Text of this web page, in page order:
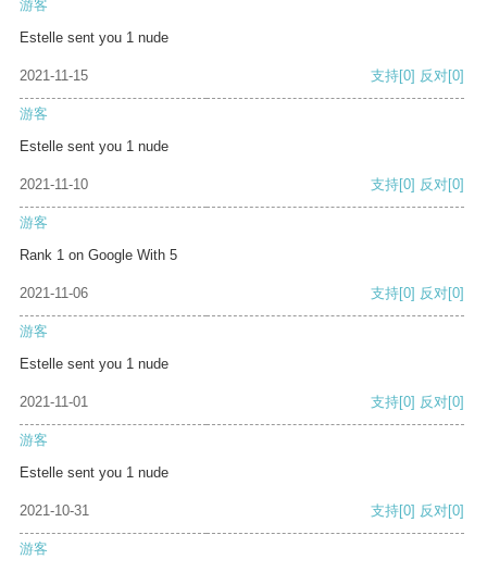
游客
Estelle sent you 1 nude
2021-11-15 支持[0] 反对[0]
游客
Estelle sent you 1 nude
2021-11-10 支持[0] 反对[0]
游客
Rank 1 on Google With 5
2021-11-06 支持[0] 反对[0]
游客
Estelle sent you 1 nude
2021-11-01 支持[0] 反对[0]
游客
Estelle sent you 1 nude
2021-10-31 支持[0] 反对[0]
游客